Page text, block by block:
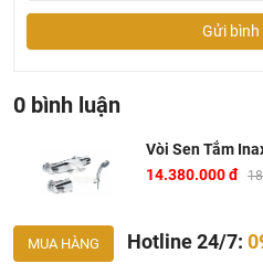
Gửi bình
0 bình luận
Vòi Sen Tắm
14.380.000 đ
MUA HÀNG Hotline 24/7: